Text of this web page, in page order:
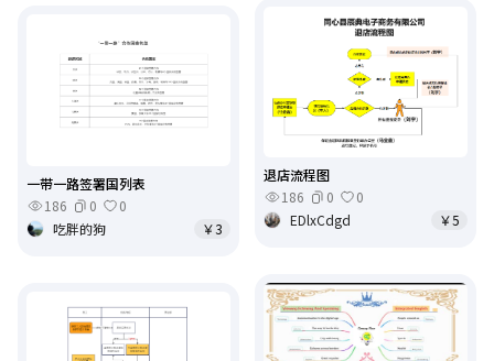
退店流程图
186
0
0
EDlxCdgd
￥5
一带一路签署国列表
186
0
0
吃胖的狗
￥3